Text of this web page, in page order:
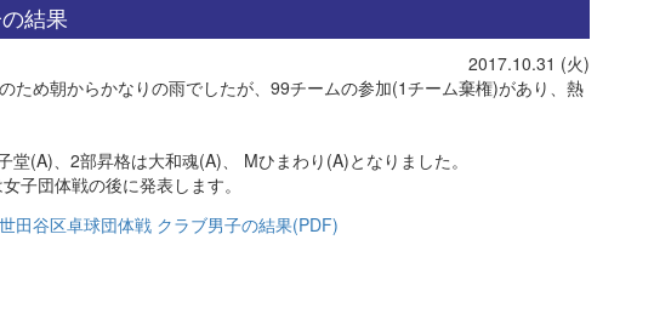
結果
2017.10.31 (火)
ため朝からかなりの雨でしたが、99チームの参加(1チーム棄権)があり、熱
堂(A)、2部昇格は大和魂(A)、 Mひまわり(A)となりました。
子団体戦の後に発表します。
田谷区卓球団体戦 クラブ男子の結果(PDF)